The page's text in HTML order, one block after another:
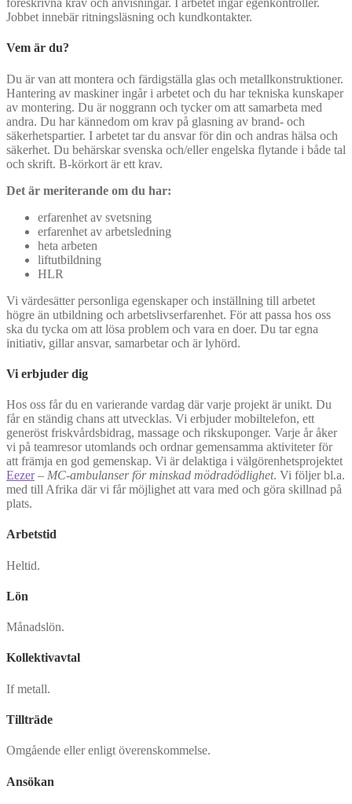
föreskrivna krav och anvisningar. I arbetet ingår egenkontroller.
Jobbet innebär ritningsläsning och kundkontakter.
Vem är du?
Du är van att montera och färdigställa glas och metallkonstruktioner.
Hantering av maskiner ingår i arbetet och du har tekniska kunskaper
av montering. Du är noggrann och tycker om att samarbeta med
andra. Du har kännedom om krav på glasning av brand- och
säkerhetspartier. I arbetet tar du ansvar för din och andras hälsa och
säkerhet. Du behärskar svenska och/eller engelska flytande i både tal
och skrift. B-körkort är ett krav.
Det är meriterande om du har:
erfarenhet av svetsning
erfarenhet av arbetsledning
heta arbeten
liftutbildning
HLR
Vi värdesätter personliga egenskaper och inställning till arbetet
högre än utbildning och arbetslivserfarenhet. För att passa hos oss
ska du tycka om att lösa problem och vara en doer. Du tar egna
initiativ, gillar ansvar, samarbetar och är lyhörd.
Vi erbjuder dig
Hos oss får du en varierande vardag där varje projekt är unikt. Du
får en ständig chans att utvecklas. Vi erbjuder mobiltelefon, ett
generöst friskvårdsbidrag, massage och rikskuponger. Varje år åker
vi på teamresor utomlands och ordnar gemensamma aktiviteter för
att främja en god gemenskap. Vi är delaktiga i välgörenhetsprojektet
Eezer– MC-ambulanser för minskad mödradödlighet. Vi följer bl.a.
med till Afrika där vi får möjlighet att vara med och göra skillnad på
plats.
Arbetstid
Heltid.
Lön
Månadslön.
Kollektivavtal
If metall.
Tillträde
Omgående eller enligt överenskommelse.
Ansökan